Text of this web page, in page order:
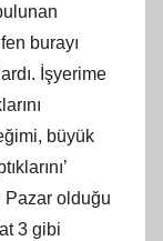
burayı
İşyerime
büyük
Pazar olduğu
3 gibi